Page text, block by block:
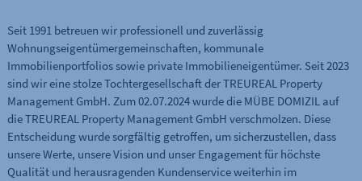
Seit 1991 betreuen wir professionell und zuverlässig
Wohnungseigentümergemeinschaften, kommunale
Immobilienportfolios sowie private Immobilieneigentümer. Seit 2023
sind wir eine stolze Tochtergesellschaft der TREUREAL Property
Management GmbH. Zum 02.07.2024 wurde die MÜBE DOMIZIL auf
die TREUREAL Property Management GmbH verschmolzen. Diese
Entscheidung wurde sorgfältig getroffen, um sicherzustellen, dass
unsere Werte, unsere Vision und unser Engagement für höchste
Qualität und herausragenden Kundenservice weiterhin im